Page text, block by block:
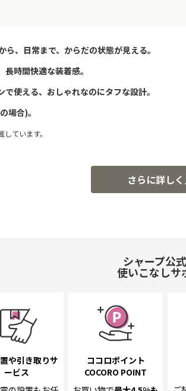
、日常まで、からだの状態が見える。
時間快適な装着感。
使える、おしゃれなのにタフな設計。
場合)。
ています。
さらに詳し
シャープ公
使いこなしサ
や引き取りサ
ービス
ココロポイント
COCORO POINT